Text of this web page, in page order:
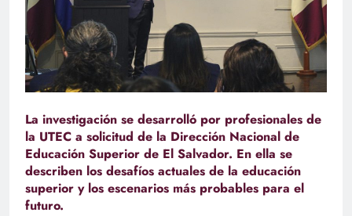
La investigación se desarrolló por profesionales de
la UTEC a solicitud de la Dirección Nacional de
Educación Superior de El Salvador. En ella se
describen los desafíos actuales de la educación
superior y los escenarios más probables para el
futuro.